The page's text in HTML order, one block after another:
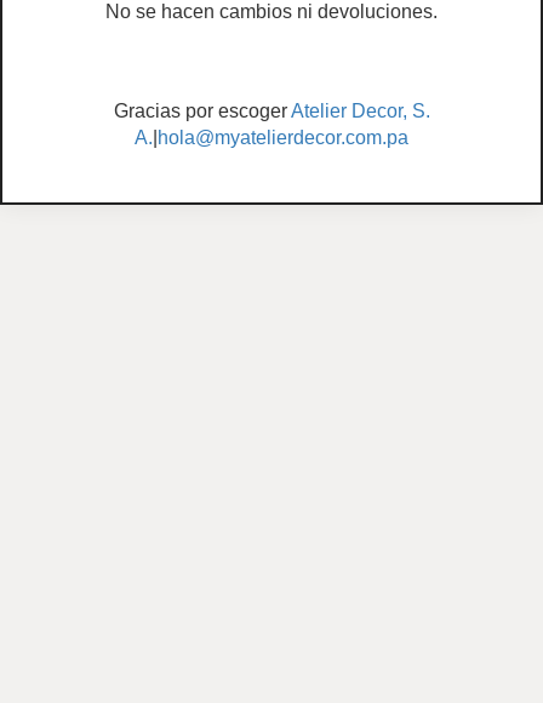
No se hacen cambios ni devoluciones.
Gracias por escogerAtelier Decor, S.
A. hola@myatelierdecor.com.pa